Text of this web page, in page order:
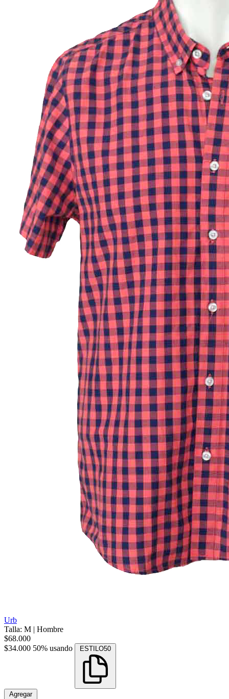
Urb
Talla: M | Hombre
$68.000
$34.000 50% usando ESTILO50
Agregar